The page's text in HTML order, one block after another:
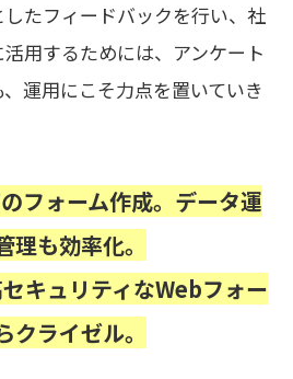
たフィードバックを行い、社
用するためには、アンケート
運用にこそ力点を置いていき
フォーム作成。データ運
理も効率化。
キュリティなWebフォー
クライゼル。